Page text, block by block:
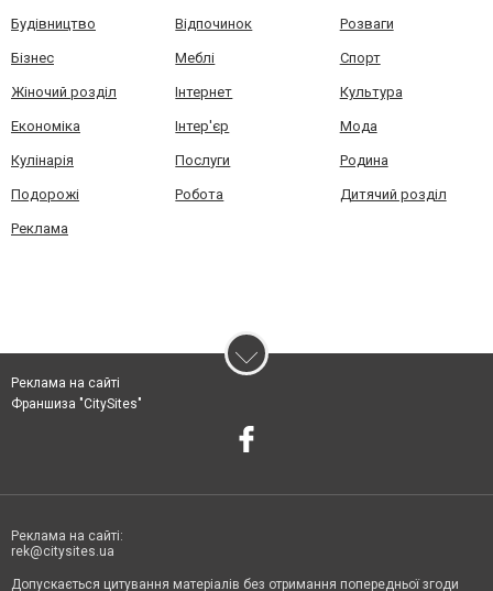
Будівництво Відпочинок Розваги
Бізнес Меблі Спорт
Жіночий розділ Інтернет Культура
Економіка Інтер'єр Мода
Кулінарія Послуги Родина
Подорожі Робота Дитячий розділ
Реклама
Реклама на сайті
Франшиза "CitySites"
Реклама на сайті:
rek@citysites.ua
Допускається цитування матеріалів без отримання попередньої згоди